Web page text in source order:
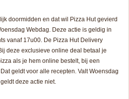
doormidden en dat wil Pizza Hut gevierd
Webdag. Deze actie is geldig in
vanaf 17u00. De Pizza Hut Delivery
deze exclusieve online deal betaal je
als je hem online bestelt, bij een
geldt voor alle recepten. Valt Woensdag
deze actie niet.